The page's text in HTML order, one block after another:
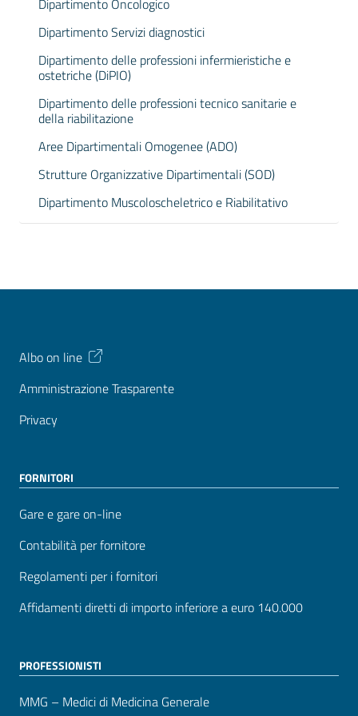
Dipartimento Oncologico
Dipartimento Servizi diagnostici
Dipartimento delle professioni infermieristiche e
ostetriche (DiPIO)
Dipartimento delle professioni tecnico sanitarie e
della riabilitazione
Aree Dipartimentali Omogenee (ADO)
Strutture Organizzative Dipartimentali (SOD)
Dipartimento Muscoloscheletrico e Riabilitativo
Albo on line
Amministrazione Trasparente
Privacy
FORNITORI
Gare e gare on-line
Contabilità per fornitore
Regolamenti per i fornitori
Affidamenti diretti di importo inferiore a euro 140.000
PROFESSIONISTI
MMG – Medici di Medicina Generale